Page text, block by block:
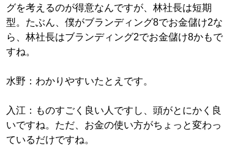
グを考えるのが得意なんですが、林社長は短期
型。たぶん、僕がブランディング8でお金儲け2な
ら、林社長はブランディング2でお金儲け8かもで
すね。
水野：わかりやすいたとえです。
入江：ものすごく良い人ですし、頭がとにかく良
いですね。ただ、お金の使い方がちょっと変わっ
ているだけですね。